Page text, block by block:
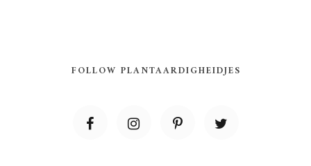
FOLLOW PLANTAARDIGHEIDJES